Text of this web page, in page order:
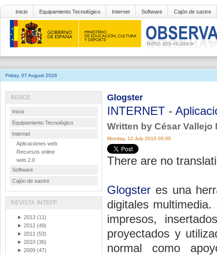
Inicio Equipamiento Tecnológico Internet Software Cajón de sastre
Friday, 07 August 2026
Glogster
INTERNET -
Written by César
Monday, 12 July 2010 00:00
There are no
Glogster es una
digitales
impresos,
proyectados y
normal como
ÍNDICE
Inicio
Equipamiento Tecnológico
Internet
Aplicaciones web
Recursos online
web 2.0
Software
Cajón de sastre
REVISTA INTEFP
► 2013 (11)
► 2012 (49)
► 2011 (53)
► 2010 (36)
► 2009 (47)